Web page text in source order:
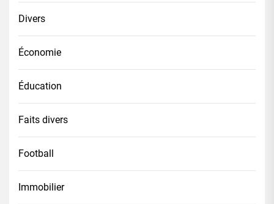
Divers
Économie
Éducation
Faits divers
Football
Immobilier